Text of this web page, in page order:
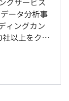
）」を活用し
1,000本以上
を含む）
16：00）
より各々の自
のスキルアッ
が活用し、ス
、全額会社が
ータ分析事
ィングカン
以上をクラ
な未来をつ
タ」とい
着目し続け